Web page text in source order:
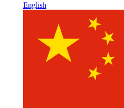
English